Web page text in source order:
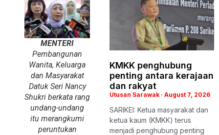
MENTERI
Pembangunan
Wanita, Keluarga
dan Masyarakat
Datuk Seri Nancy
Shukri berkata rang
undang-undang
itu merangkumi
peruntukan
KMKK penghubung
penting antara kerajaan
dan rakyat
Utusan Sarawak August 7, 2026
SARIKEI: Ketua masyarakat dan
ketua kaum (KMKK) terus
menjadi penghubung penting